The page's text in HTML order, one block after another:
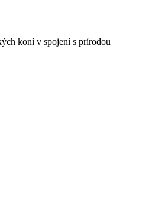
koní v spojení s prírodou